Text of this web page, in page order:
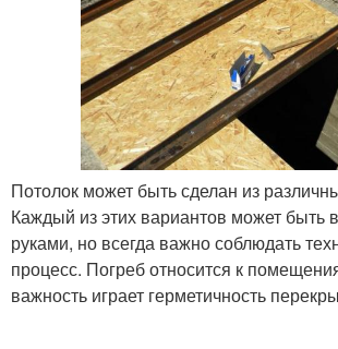
Потолок может быть сделан из
Каждый из этих вариантов может быть
руками, но всегда важно соблюдать
процесс. Погреб относится к
важность играет герметичность